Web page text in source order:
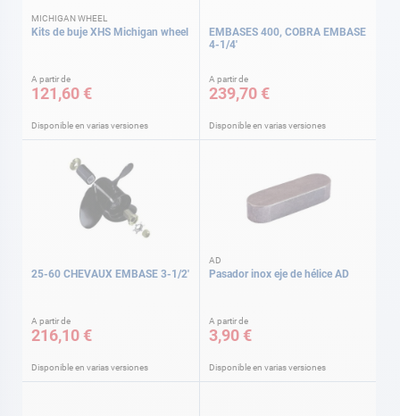
MICHIGAN WHEEL
Kits de buje XHS Michigan wheel
A partir de
121,60 €
Disponible en varias versiones
EMBASES 400, COBRA EMBASE
4-1/4'
A partir de
239,70 €
Disponible en varias versiones
25-60 CHEVAUX EMBASE 3-1/2'
A partir de
216,10 €
Disponible en varias versiones
AD
Pasador inox eje de hélice AD
A partir de
3,90 €
Disponible en varias versiones